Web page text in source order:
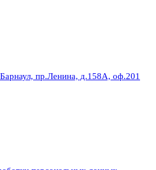
пр.Ленина, д.158А, оф.201